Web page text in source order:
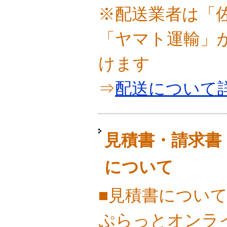
※配送業者は「
「ヤマト運輸
けます
⇒配送について
見積書・請求
について
■見積書について
ぷらっとオンラ